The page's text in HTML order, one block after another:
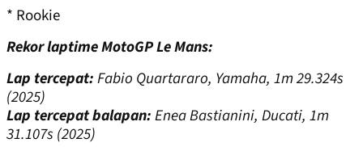
* Rookie
Rekor laptime MotoGP Le Mans:
Lap tercepat:Fabio Quartararo, Yamaha, 1m 29.324s
(2025)
Lap tercepat balapan:Enea Bastianini, Ducati, 1m
31.107s (2025)